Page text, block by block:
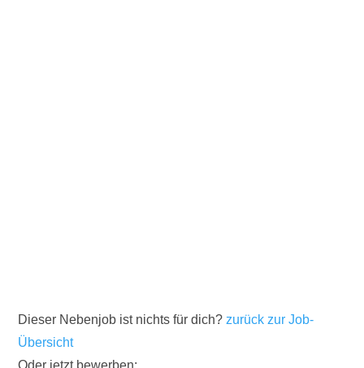
Dieser Nebenjob ist nichts für dich? zurück zur Job-
Übersicht
Oder jetzt bewerben: